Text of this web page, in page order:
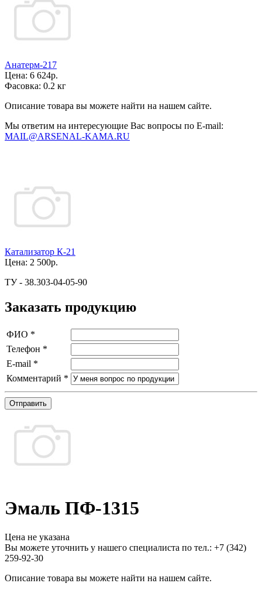
Анатерм-217
Цена: 6 624р.
Фасовка: 0.2 кг
Описание товара вы можете найти на нашем сайте.
Мы ответим на интересующие Вас вопросы по E-mail:
MAIL@ARSENAL-KAMA.RU
Катализатор К-21
Цена: 2 500р.
ТУ - 38.303-04-05-90
Заказать продукцию
ФИО *
Телефон *
E-mail *
Комментарий *
Отправить
Эмаль ПФ-1315
Цена не указана
Вы можете уточнить у нашего специалиста по тел.: +7 (342)
259-92-30
Описание товара вы можете найти на нашем сайте.